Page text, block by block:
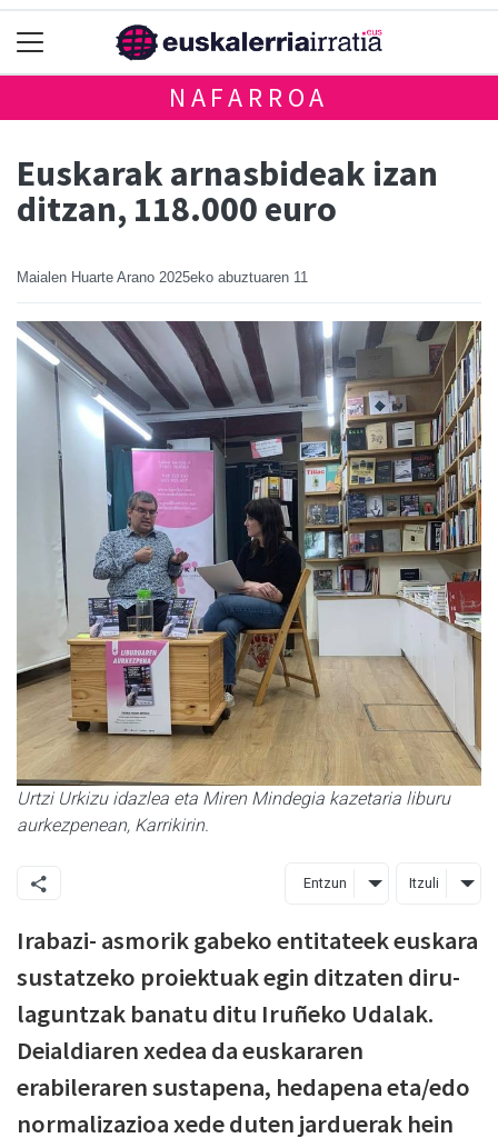
NAFARROA
Euskarak arnasbideak izan
ditzan, 118.000 euro
Maialen Huarte Arano 2025eko abuztuaren 11
Urtzi Urkizu idazlea eta Miren Mindegia kazetaria liburu
aurkezpenean, Karrikirin.
Entzun Itzuli
Irabazi- asmorik gabeko entitateek euskara
sustatzeko proiektuak egin ditzaten diru-
laguntzak banatu ditu Iruñeko Udalak.
Deialdiaren xedea da euskararen
erabileraren sustapena, hedapena eta/edo
normalizazioa xede duten jarduerak hein